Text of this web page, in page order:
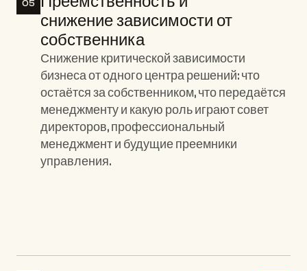
05
снижение зависимости от
собственника
Снижение критической зависимости
бизнеса от одного центра решений: что
остаётся за собственником, что передаётся
менеджменту и какую роль играют совет
директоров, профессиональный
менеджмент и будущие преемники
управления.